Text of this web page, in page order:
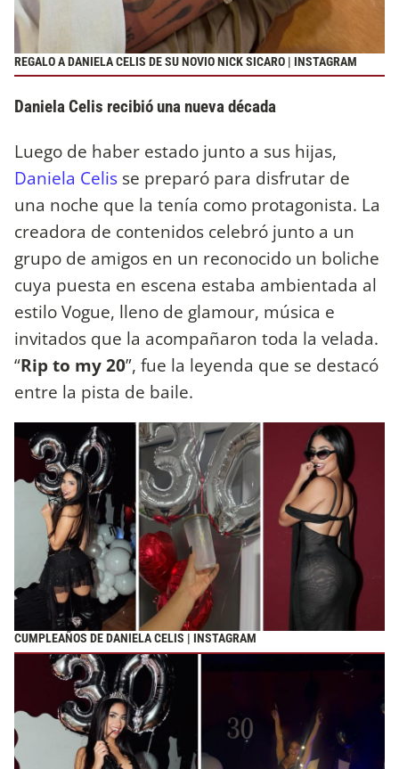
REGALO A DANIELA CELIS DE SU NOVIO NICK SICARO | INSTAGRAM
Daniela Celis recibió una nueva década
Luego de haber estado junto a sus hijas,
Daniela Celis se preparó para disfrutar de
una noche que la tenía como protagonista. La
creadora de contenidos celebró junto a un
grupo de amigos en un reconocido un boliche
cuya puesta en escena estaba ambientada al
estilo Vogue, lleno de glamour, música e
invitados que la acompañaron toda la velada.
“Rip to my 20”, fue la leyenda que se destacó
entre la pista de baile.
CUMPLEAÑOS DE DANIELA CELIS | INSTAGRAM